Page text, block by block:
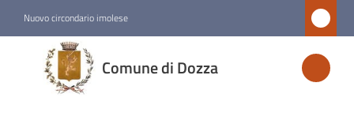
Nuovo circondario imolese
Comune di Dozza
Comune
di
Dozza